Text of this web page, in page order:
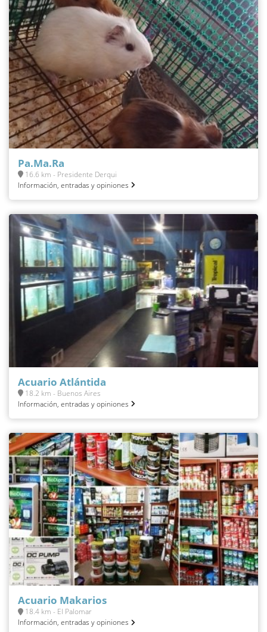
Pa.Ma.Ra
16.6 km - Presidente Derqui
Información, entradas y opiniones
Acuario Atlántida
18.2 km - Buenos Aires
Información, entradas y opiniones
Acuario Makarios
18.4 km - El Palomar
Información, entradas y opiniones